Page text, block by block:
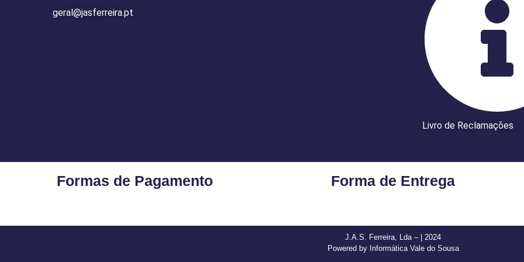
geral@jasferreira.pt
Livro de Reclamações
Formas de Pagamento Forma de Entrega
J.A.S. Ferreira, Lda – | 2024
Powered by Informática Vale do Sousa